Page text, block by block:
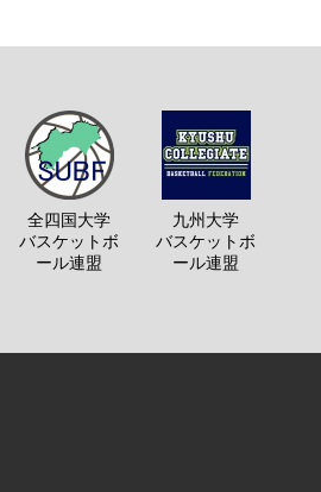
全四国大学
バスケットボ
ール連盟
九州大学
バスケットボ
ール連盟